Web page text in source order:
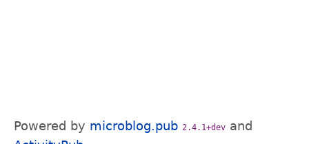
Powered by microblog.pub 2.4.1+dev and